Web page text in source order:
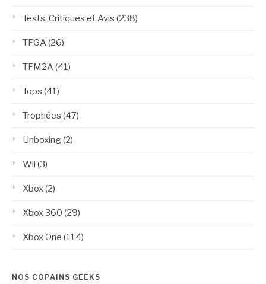
Tests, Critiques et Avis (238)
TFGA(26)
TFM2A(41)
Tops (41)
Trophées (47)
Unboxing(2)
Wii (3)
Xbox(2)
Xbox 360 (29)
Xbox One (114)
NOS COPAINS GEEKS